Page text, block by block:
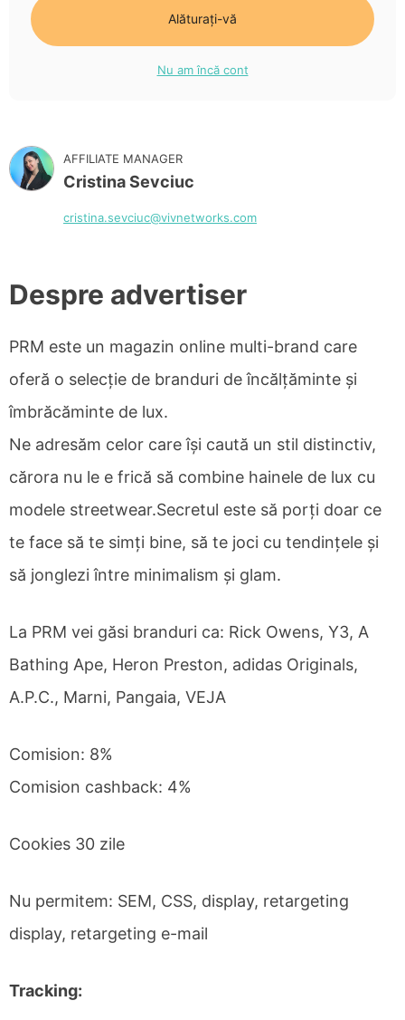
Alăturați-vă
Nu am încă cont
AFFILIATE MANAGER
Cristina Sevciuc
cristina.sevciuc@vivnetworks.com
Despre advertiser
PRM este un magazin online multi-brand care
oferă o selecție de branduri de încălțăminte și
îmbrăcăminte de lux.
Ne adresăm celor care își caută un stil distinctiv,
cărora nu le e frică să combine hainele de lux cu
modele streetwear.Secretul este să porți doar ce
te face să te simți bine, să te joci cu tendințele și
să jonglezi între minimalism și glam.
La PRM vei găsi branduri ca: Rick Owens, Y3, A
Bathing Ape, Heron Preston, adidas Originals,
A.P.C., Marni, Pangaia, VEJA
Comision: 8%
Comision cashback: 4%
Cookies 30 zile
Nu permitem: SEM, CSS, display, retargeting
display, retargeting e-mail
Tracking: